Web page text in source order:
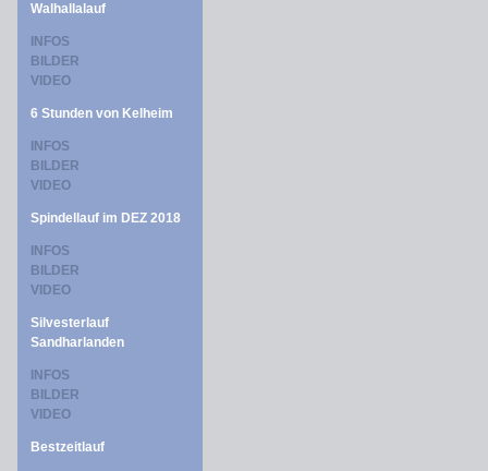
Walhallalauf
INFOS
BILDER
VIDEO
6 Stunden von Kelheim
INFOS
BILDER
VIDEO
Spindellauf im DEZ 2018
INFOS
BILDER
VIDEO
Silvesterlauf
Sandharlanden
INFOS
BILDER
VIDEO
Bestzeitlauf